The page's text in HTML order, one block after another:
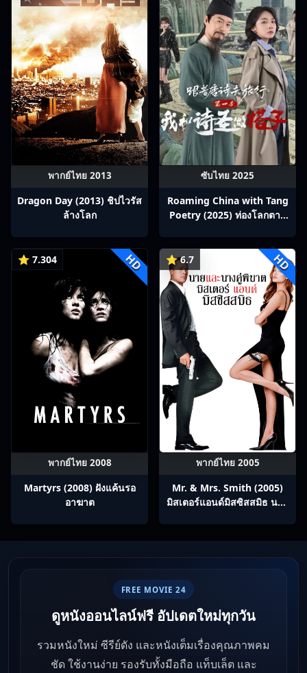
พากย์ไทย 2013
Dragon Day (2013) ชิปไวรัส
ล้างโลก
ซับไทย 2025
Roaming China with Tang
Poetry (2025) ท่องโลกตาม
⭐ 7.304 HD
พากย์ไทย 2008
Martyrs (2008) ฝังแค้นรอ
อาฆาต
⭐ 6.7 HD
พากย์ไทย 2005
Mr. & Mrs. Smith (2005)
มิสเตอร์แอนด์มิสซิสสมิธ นาย
FREE MOVIE 24
ดูหนังออนไลน์ฟรี อัปเดตใหม่ทุกวัน
รวมหนังใหม่ ซีรีย์ดัง และหนังเต็มเรื่องคุณภาพคม
ชัด ใช้งานง่าย รองรับทั้งมือถือ แท็บเล็ต และ